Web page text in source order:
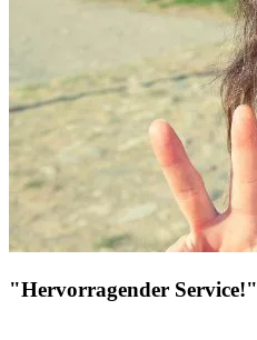
"Hervorragender Service!"